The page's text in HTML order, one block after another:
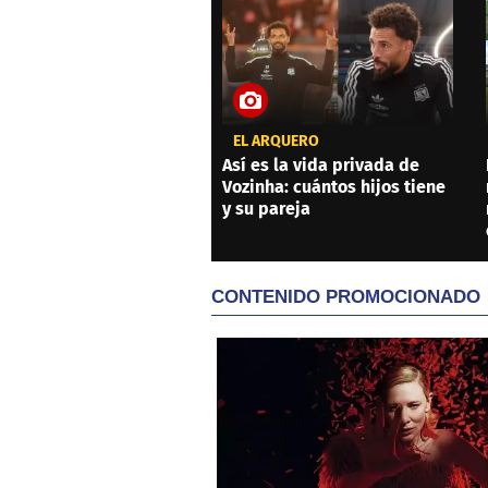
EL ARQUERO
Así es la vida privada de
Vozinha: cuántos hijos tiene
y su pareja